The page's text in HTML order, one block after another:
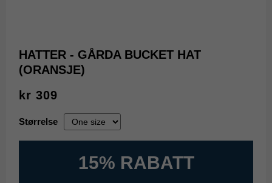
HATTER - GÅRDA BUCKET HAT
(ORANSJE)
kr 309
Størrelse
15% RABATT